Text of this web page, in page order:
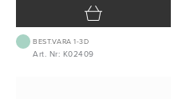
BEST.VARA 1-3D
Art. Nr: K02409